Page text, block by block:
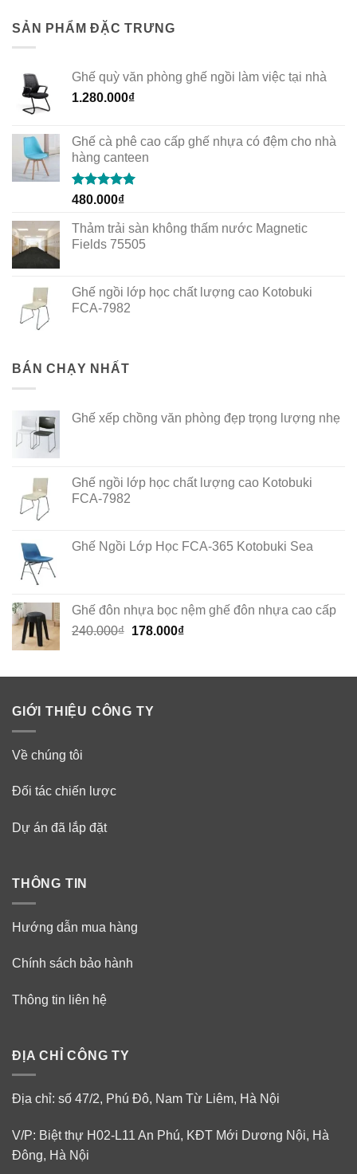
SẢN PHẨM ĐẶC TRƯNG
Ghế quỳ văn phòng ghế ngồi làm việc tại nhà
1.280.000₫
Ghế cà phê cao cấp ghế nhựa có đệm cho nhà
hàng canteen
Rated5.00
480.000₫
Thảm trải sàn không thấm nước Magnetic
Fields 75505
Ghế ngồi lớp học chất lượng cao Kotobuki
FCA-7982
BÁN CHẠY NHẤT
Ghế xếp chồng văn phòng đẹp trọng lượng nhẹ
Ghế ngồi lớp học chất lượng cao Kotobuki
FCA-7982
Ghế Ngồi Lớp Học FCA-365 Kotobuki Sea
Ghế đôn nhựa bọc nệm ghế đôn nhựa cao cấp
240.000₫ Original
240.000₫.
178.000₫Current
178.000₫.
GIỚI THIỆU CÔNG TY
Về chúng tôi
Đối tác chiến lược
Dự án đã lắp đặt
THÔNG TIN
Hướng dẫn mua hàng
Chính sách bảo hành
Thông tin liên hệ
ĐỊA CHỈ CÔNG TY
Địa chỉ: số 47/2, Phú Đô, Nam Từ Liêm, Hà Nội
V/P: Biệt thự H02-L11 An Phú, KĐT Mới Dương Nội, Hà
Đông, Hà Nội